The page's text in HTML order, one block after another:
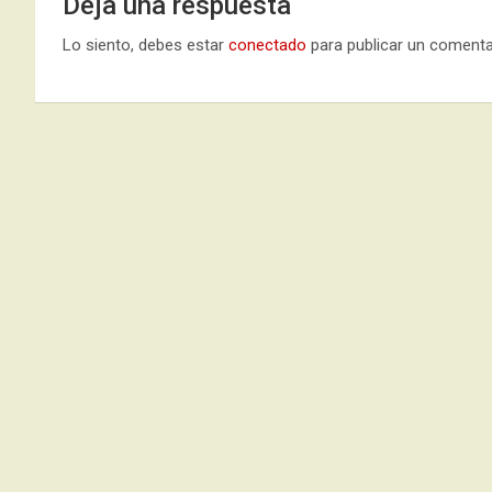
Lo siento, debes estar conectado para publicar un